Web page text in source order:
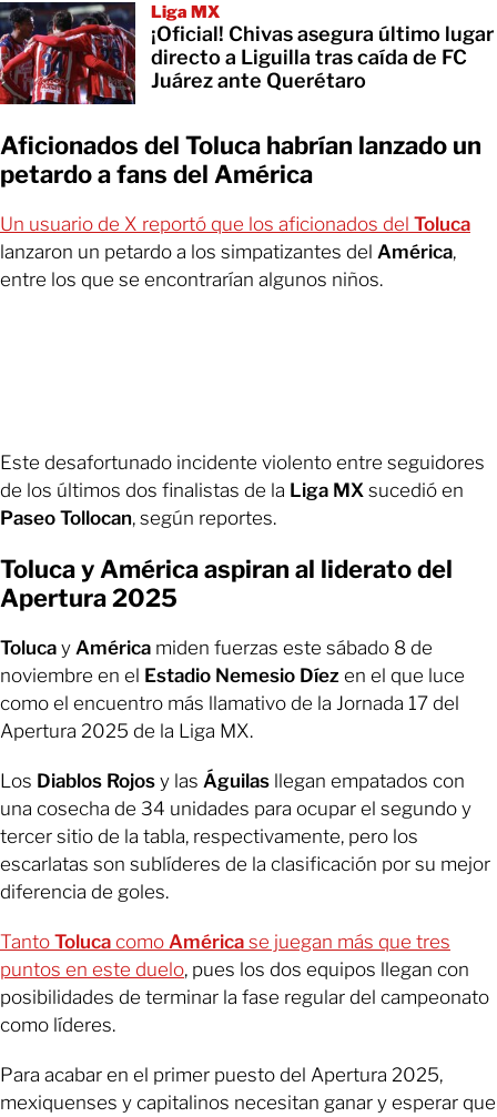
Liga MX
¡Oficial! Chivas asegura último lugar
directo a Liguilla tras caída de FC
Juárez ante Querétaro
Aficionados del Toluca habrían lanzado un
petardo a fans del América
Un usuario de X reportó que los aficionados del Toluca
lanzaron un petardo a los simpatizantes del América,
entre los que se encontrarían algunos niños.
Este desafortunado incidente violento entre seguidores
de los últimos dos finalistas de la Liga MX sucedió en
Paseo Tollocan, según reportes.
Toluca y América aspiran al liderato del
Apertura 2025
Toluca y América miden fuerzas este sábado 8 de
noviembre en el Estadio Nemesio Díez en el que luce
como el encuentro más llamativo de la Jornada 17 del
Apertura 2025 de la Liga MX.
Los Diablos Rojos y las Águilas llegan empatados con
una cosecha de 34 unidades para ocupar el segundo y
tercer sitio de la tabla, respectivamente, pero los
escarlatas son sublíderes de la clasificación por su mejor
diferencia de goles.
Tanto Toluca como América se juegan más que tres
puntos en este duelo, pues los dos equipos llegan con
posibilidades de terminar la fase regular del campeonato
como líderes.
Para acabar en el primer puesto del Apertura 2025,
mexiquenses y capitalinos necesitan ganar y esperar que